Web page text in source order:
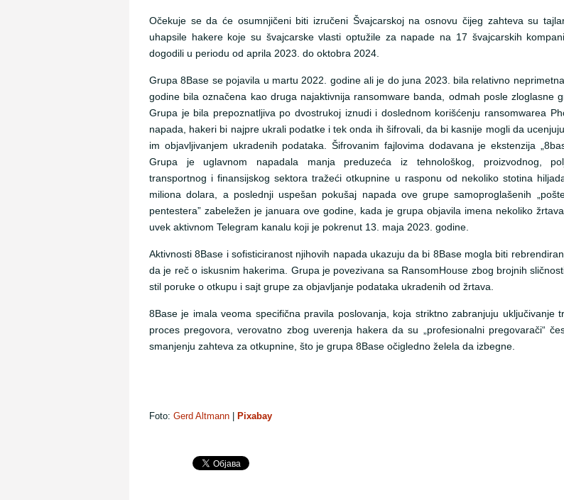
Očekuje se da će osumnjičeni biti izručeni Švajcarskoj na osnovu čijeg zahteva su
uhapsile hakere koje su švajcarske vlasti optužile za napade na 17 švajcarskih
dogodili u periodu od aprila 2023. do oktobra 2024.
Grupa 8Base se pojavila u martu 2022. godine ali je do juna 2023. bila relativno
godine bila označena kao druga najaktivnija ransomware banda, odmah posle zloglasne
Grupa je bila prepoznatljiva po dvostrukoj iznudi i doslednom korišćenju ransomwarea
napada, hakeri bi najpre ukrali podatke i tek onda ih šifrovali, da bi kasnije mogli da
im objavljivanjem ukradenih podataka. Šifrovanim fajlovima dodavana je ekstenzija
Grupa je uglavnom napadala manja preduzeća iz tehnološkog, proizvodnog,
transportnog i finansijskog sektora tražeći otkupnine u rasponu od nekoliko stotina
miliona dolara, a poslednji uspešan pokušaj napada ove grupe samoproglašenih
pentestera” zabeležen je januara ove godine, kada je grupa objavila imena nekoliko
uvek aktivnom Telegram kanalu koji je pokrenut 13. maja 2023. godine.
Aktivnosti 8Base i sofisticiranost njihovih napada ukazuju da bi 8Base mogla biti
da je reč o iskusnim hakerima. Grupa je povezivana sa RansomHouse zbog brojnih
stil poruke o otkupu i sajt grupe za objavljanje podataka ukradenih od žrtava.
8Base je imala veoma specifična pravila poslovanja, koja striktno zabranjuju uključivanje
proces pregovora, verovatno zbog uverenja hakera da su „profesionalni pregovarači“
smanjenju zahteva za otkupnine, što je grupa 8Base očigledno želela da izbegne.
Foto: Gerd Altmann Pixabay